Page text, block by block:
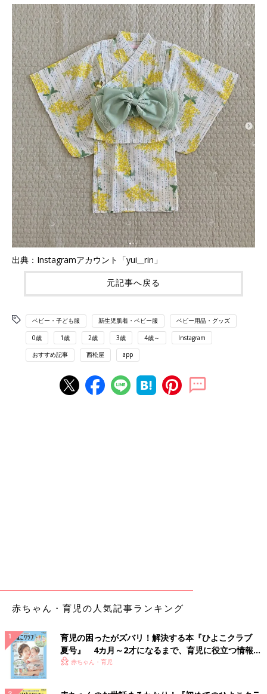
出典：Instagramアカウント「yui__rin」
元記事へ戻る
ベビー・子ども服 新生児肌着・ベビー服 ベビー用品・グッズ
0歳 1歳 2歳 3歳 4歳～ Instagram
おすすめ記事 西松屋 app
赤ちゃん・育児の人気記事ランキング
育児の困ったがズバリ！解決する本『ひよこクラブ
夏号』 4カ月～2才になるまで、育児に役立つ情報が
いっぱい！
赤ちゃん・育児